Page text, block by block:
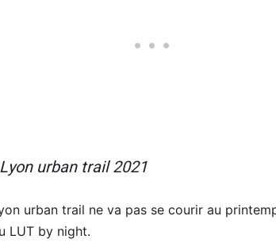
urban trail 2021
urban trail ne va pas se courir au
LUT by night.